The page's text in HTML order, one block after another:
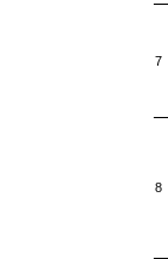
7
8